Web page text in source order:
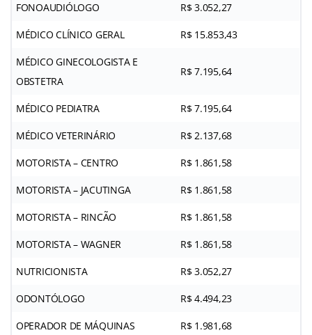
FONOAUDIÓLOGO R$ 3.052,27
MÉDICO CLÍNICO GERAL R$ 15.853,43
MÉDICO GINECOLOGISTA E
OBSTETRA
R$ 7.195,64
MÉDICO PEDIATRA R$ 7.195,64
MÉDICO VETERINÁRIO R$ 2.137,68
MOTORISTA – CENTRO R$ 1.861,58
MOTORISTA – JACUTINGA R$ 1.861,58
MOTORISTA – RINCÃO R$ 1.861,58
MOTORISTA – WAGNER R$ 1.861,58
NUTRICIONISTA R$ 3.052,27
ODONTÓLOGO R$ 4.494,23
OPERADOR DE MÁQUINAS R$ 1.981,68